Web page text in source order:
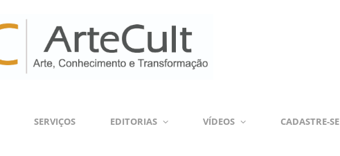
SERVIÇOS EDITORIAS VÍDEOS CADASTRE-SE